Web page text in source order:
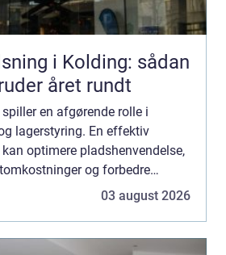
i Kolding: sådan
året rundt
en afgørende rolle i
lagerstyring. En effektiv
optimere pladshenvendelse,
og forbedre
For mange virksomheder, sp...
03 august 2026